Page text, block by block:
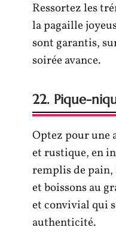
Ressortez les
la pagaille
sont garantis,
soirée avance.
22. Pique-
Optez pour une
et rustique, en
remplis de
et boissons au
et convivial qui
authenticité.